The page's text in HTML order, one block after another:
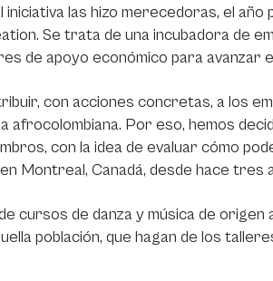
las hizo merecedoras, el año
Se trata de una incubadora de
de apoyo económico para avanzar
con acciones concretas, a los
Por eso, hemos
con la idea de evaluar cómo
Montreal, Canadá, desde hace tres
cursos de danza y música de origen
población, que hagan de los